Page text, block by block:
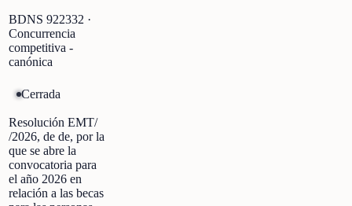
BDNS 922332 ·
Concurrencia
competitiva -
canónica
Cerrada
Resolución EMT/
/2026, de de, por la
que se abre la
convocatoria para
el año 2026 en
relación a las becas